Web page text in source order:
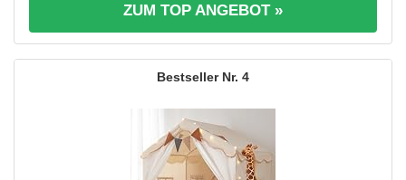
ZUM TOP ANGEBOT »
4